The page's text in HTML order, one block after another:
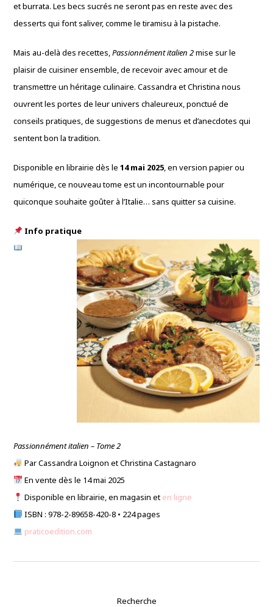
et burrata. Les becs sucrés ne seront pas en reste avec des
desserts qui font saliver, comme le tiramisu à la pistache.
Mais au-delà des recettes,Passionnément italien 2mise sur le
plaisir de cuisiner ensemble, de recevoir avec amour et de
transmettre un héritage culinaire. Cassandra et Christina nous
ouvrent les portes de leur univers chaleureux, ponctué de
conseils pratiques, de suggestions de menus et d’anecdotes qui
sentent bon la tradition.
Disponible en librairie dès le14 mai 2025, en version papier ou
numérique, ce nouveau tome est un incontournable pour
quiconque souhaite goûter à l’Italie… sans quitter sa cuisine.
Info pratique
Passionnément italien – Tome 2
Par Cassandra Loignon et Christina Castagnaro
En vente dès le 14 mai 2025
Disponible en librairie, en magasin et en ligne
ISBN : 978-2-89658-420-8 • 224 pages
praticoedition.com
Recherche